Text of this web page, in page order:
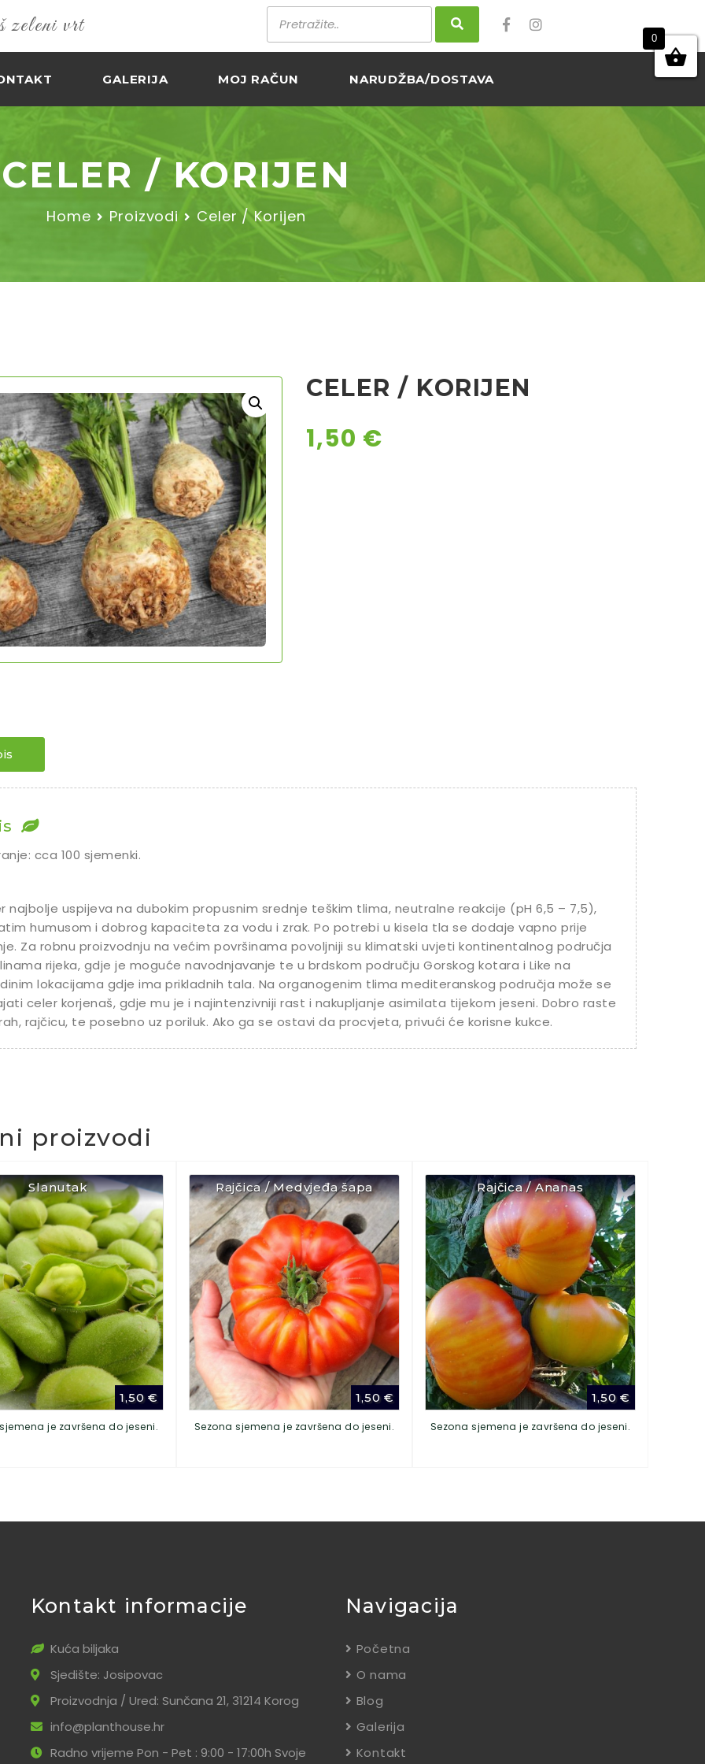
vrt
GALERIJA MOJ RAČUN NARUDŽBA/DOSTAVA
CELER / KORIJEN
Home Proizvodi Celer / Korijen
CELER / KORIJEN
1,50 €
cca 100 sjemenki.
najbolje uspijeva na dubokim propusnim srednje teškim tlima, neutralne reakcije (pH 6,5 – 7,5),
humusom i dobrog kapaciteta za vodu i zrak. Po potrebi u kisela tla se dodaje vapno prije
Za robnu proizvodnju na većim površinama povoljniji su klimatski uvjeti kontinentalnog područja
rijeka, gdje je moguće navodnjavanje te u brdskom području Gorskog kotara i Like na
lokacijama gdje ima prikladnih tala. Na organogenim tlima mediteranskog područja može se
celer korjenaš, gdje mu je i najintenzivniji rast i nakupljanje asimilata tijekom jeseni. Dobro raste
rajčicu, te posebno uz poriluk. Ako ga se ostavi da procvjeta, privući će korisne kukce.
proizvodi
Slanutak
1,50€
je završena do jeseni.
Rajčica / Medvjeđa šapa
1,50€
Sezona sjemena je završena do jeseni.
Rajčica / Ananas
1,50€
Sezona sjemena je završena do jeseni.
Kontakt informacije
Kuća biljaka
Sjedište: Josipovac
Proizvodnja / Ured: Sunčana 21, 31214 Korog
info@planthouse.hr
Radno vrijeme Pon - Pet : 9:00 - 17:00h Svoje
Navigacija
Početna
O nama
Blog
Galerija
Kontakt
0